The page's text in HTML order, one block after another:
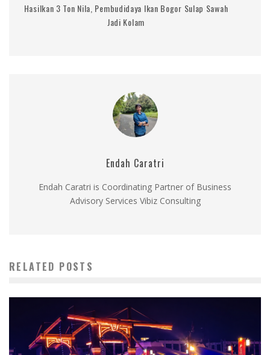
Hasilkan 3 Ton Nila, Pembudidaya Ikan Bogor Sulap Sawah
Jadi Kolam
Endah Caratri
Endah Caratri is Coordinating Partner of Business
Advisory Services Vibiz Consulting
RELATED POSTS